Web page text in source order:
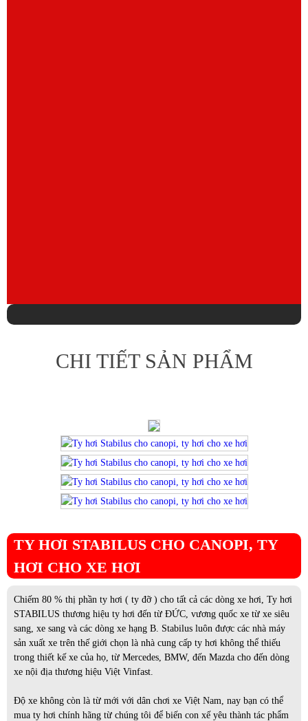
CHI TIẾT SẢN PHẨM
TY HƠI STABILUS CHO CANOPI, TY
HƠI CHO XE HƠI
Chiếm 80 % thị phần ty hơi ( ty đỡ ) cho tất cả các dòng xe hơi, Ty hơi
STABILUS thương hiệu ty hơi đến từ ĐỨC, vương quốc xe từ xe siêu
sang, xe sang và các dòng xe hạng B. Stabilus luôn được các nhà máy
sản xuất xe trên thế giới chọn là nhà cung cấp ty hơi không thể thiếu
trong thiết kế xe của họ, từ Mercedes, BMW, đến Mazda cho đến dòng
xe nội địa thương hiệu Việt Vinfast.
Độ xe không còn là từ mới với dân chơi xe Việt Nam, nay bạn có thể
mua ty hơi chính hãng từ chúng tôi để biến con xế yêu thành tác phẩm